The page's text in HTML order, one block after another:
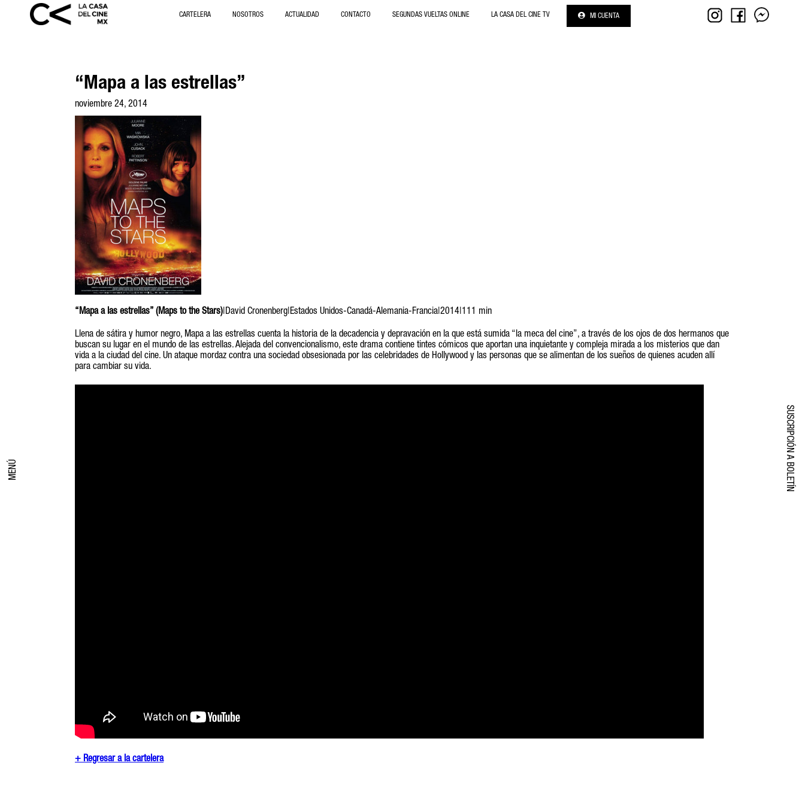
CARTELERA NOSOTROS ACTUALIDAD CONTACTO SEGUNDAS VUELTAS ONLINE LA CASA DEL CINE TV MI CUENTA
MENÚ SUSCRIPCIÓN A BOLETÍN
“Mapa a las estrellas”
noviembre 24, 2014
“Mapa a las estrellas” (Maps to the Stars)|David Cronenberg|Estados Unidos-Canadá-Alemania-Francia|2014|111 min
Llena de sátira y humor negro, Mapa a las estrellas cuenta la historia de la decadencia y depravación en la que está sumida “la meca del cine”, a través de los ojos de dos hermanos que
buscan su lugar en el mundo de las estrellas. Alejada del convencionalismo, este drama contiene tintes cómicos que aportan una inquietante y compleja mirada a los misterios que dan
vida a la ciudad del cine. Un ataque mordaz contra una sociedad obsesionada por las celebridades de Hollywood y las personas que se alimentan de los sueños de quienes acuden allí
para cambiar su vida.
+ Regresar a la cartelera